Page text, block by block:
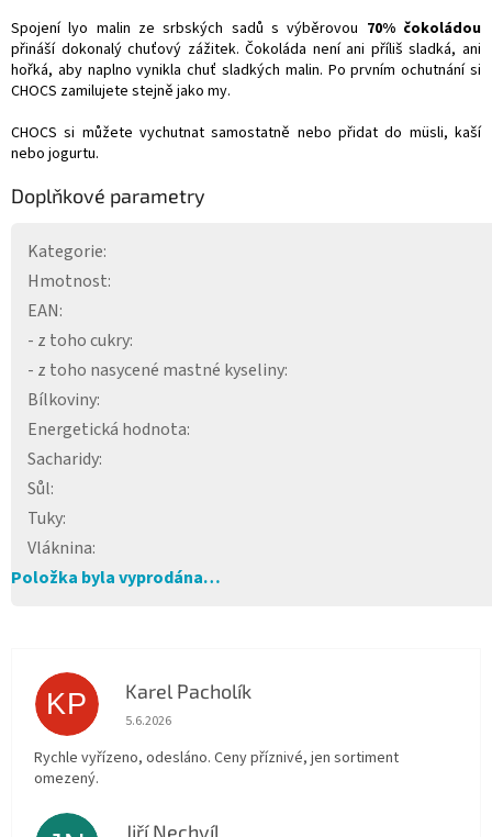
Spojení lyo malin ze srbských sadů s výběrovou 70% čokoládou
přináší dokonalý chuťový zážitek. Čokoláda není ani příliš sladká, ani
hořká, aby naplno vynikla chuť sladkých malin. Po prvním ochutnání si
CHOCS zamilujete stejně jako my.
CHOCS si můžete vychutnat samostatně nebo přidat do müsli, kaší
nebo jogurtu.
Doplňkové parametry
Kategorie:
Hmotnost:
EAN:
- z toho cukry:
- z toho nasycené mastné kyseliny:
Bílkoviny:
Energetická hodnota:
Sacharidy:
Sůl:
Tuky:
Vláknina:
Položka byla vyprodána…
KP Karel Pacholík
Hodnocení obchodu je 4 z 5 hvězdiček.
5.6.2026
Rychle vyřízeno, odesláno. Ceny příznivé, jen sortiment
omezený.
Jiří Nechvíl